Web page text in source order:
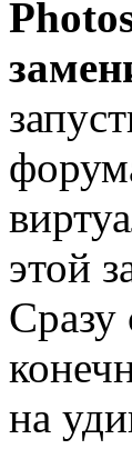
этой
Сразу
на